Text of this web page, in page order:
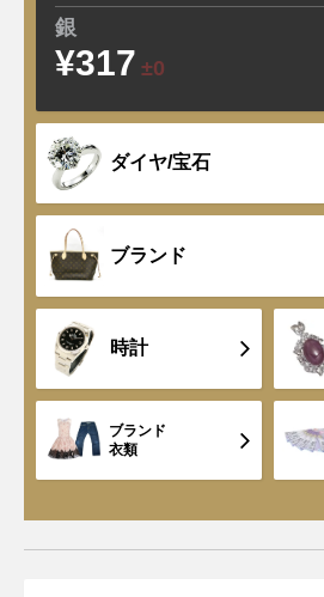
銀
¥317 ±0
ダイヤ/宝石
ブランド
時計
ブランド
衣類